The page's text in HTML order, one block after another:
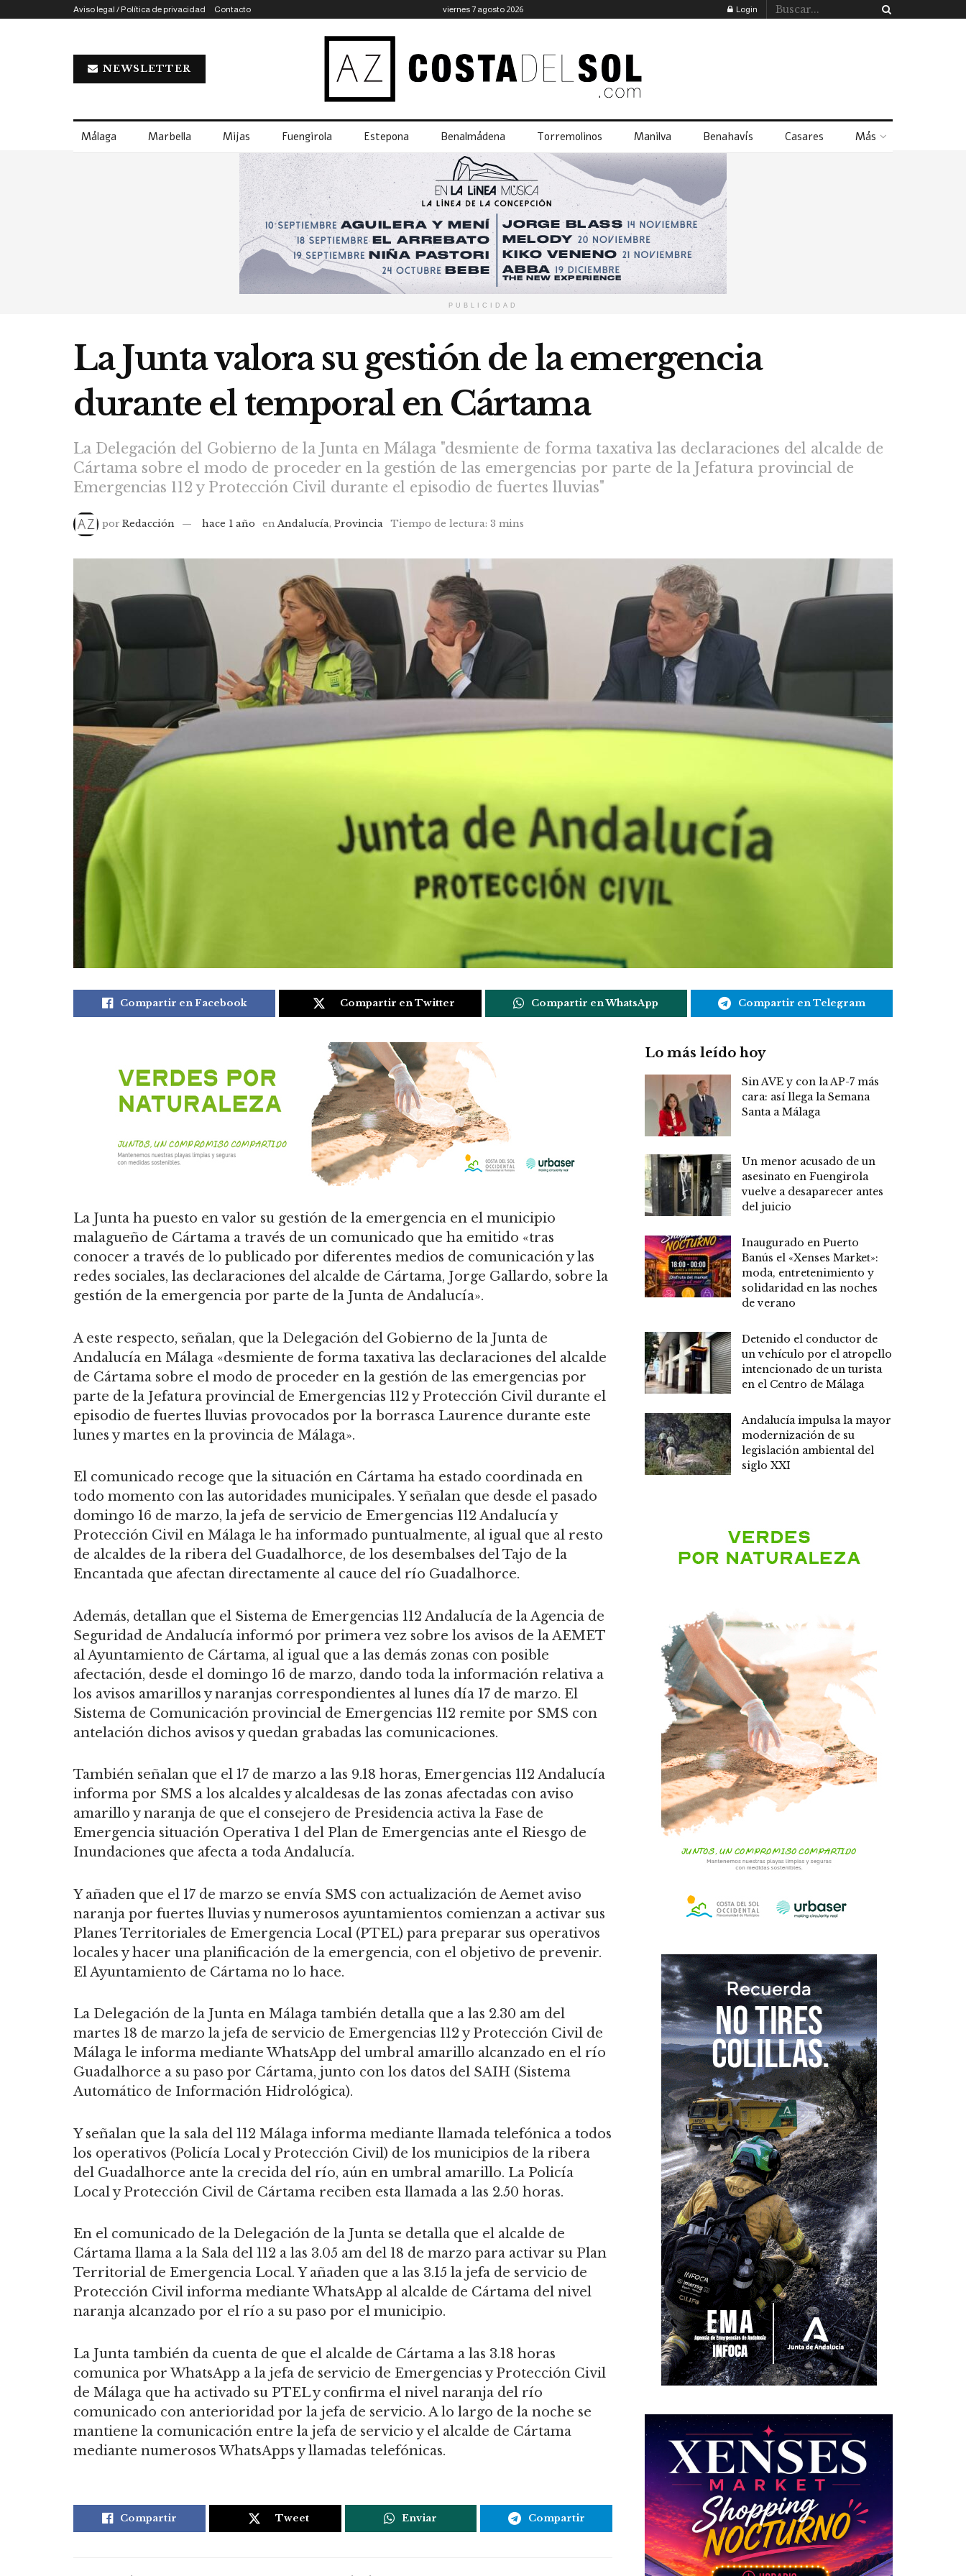
Aviso legal / Política de privacidad Contacto viernes 7 agosto 2026 Login
NEWSLETTER
Málaga Marbella Mijas Fuengirola Estepona Benalmádena Torremolinos Manilva Benahavís Casares Más
PUBLICIDAD
La Junta valora su gestión de la emergencia
durante el temporal en Cártama
La Delegación del Gobierno de la Junta en Málaga "desmiente de forma taxativa las declaraciones del alcalde de
Cártama sobre el modo de proceder en la gestión de las emergencias por parte de la Jefatura provincial de
Emergencias 112 y Protección Civil durante el episodio de fuertes lluvias"
por Redacción hace 1 año en Andalucía,Provincia Tiempo de lectura: 3 mins
Compartir en Facebook Compartir en Twitter Compartir en WhatsApp Compartir en Telegram
La Junta ha puesto en valor su gestión de la emergencia en el municipio
malagueño de Cártama a través de un comunicado que ha emitido «tras
conocer a través de lo publicado por diferentes medios de comunicación y las
redes sociales, las declaraciones del alcalde de Cártama, Jorge Gallardo, sobre la
gestión de la emergencia por parte de la Junta de Andalucía».
A este respecto, señalan, que la Delegación del Gobierno de la Junta de
Andalucía en Málaga «desmiente de forma taxativa las declaraciones del alcalde
de Cártama sobre el modo de proceder en la gestión de las emergencias por
parte de la Jefatura provincial de Emergencias 112 y Protección Civil durante el
episodio de fuertes lluvias provocados por la borrasca Laurence durante este
lunes y martes en la provincia de Málaga».
El comunicado recoge que la situación en Cártama ha estado coordinada en
todo momento con las autoridades municipales. Y señalan que desde el pasado
domingo 16 de marzo, la jefa de servicio de Emergencias 112 Andalucía y
Protección Civil en Málaga le ha informado puntualmente, al igual que al resto
de alcaldes de la ribera del Guadalhorce, de los desembalses del Tajo de la
Encantada que afectan directamente al cauce del río Guadalhorce.
Además, detallan que el Sistema de Emergencias 112 Andalucía de la Agencia de
Seguridad de Andalucía informó por primera vez sobre los avisos de la AEMET
al Ayuntamiento de Cártama, al igual que a las demás zonas con posible
afectación, desde el domingo 16 de marzo, dando toda la información relativa a
los avisos amarillos y naranjas correspondientes al lunes día 17 de marzo. El
Sistema de Comunicación provincial de Emergencias 112 remite por SMS con
antelación dichos avisos y quedan grabadas las comunicaciones.
También señalan que el 17 de marzo a las 9.18 horas, Emergencias 112 Andalucía
informa por SMS a los alcaldes y alcaldesas de las zonas afectadas con aviso
amarillo y naranja de que el consejero de Presidencia activa la Fase de
Emergencia situación Operativa 1 del Plan de Emergencias ante el Riesgo de
Inundaciones que afecta a toda Andalucía.
Y añaden que el 17 de marzo se envía SMS con actualización de Aemet aviso
naranja por fuertes lluvias y numerosos ayuntamientos comienzan a activar sus
Planes Territoriales de Emergencia Local (PTEL) para preparar sus operativos
locales y hacer una planificación de la emergencia, con el objetivo de prevenir.
El Ayuntamiento de Cártama no lo hace.
La Delegación de la Junta en Málaga también detalla que a las 2.30 am del
martes 18 de marzo la jefa de servicio de Emergencias 112 y Protección Civil de
Málaga le informa mediante WhatsApp del umbral amarillo alcanzado en el río
Guadalhorce a su paso por Cártama, junto con los datos del SAIH (Sistema
Automático de Información Hidrológica).
Y señalan que la sala del 112 Málaga informa mediante llamada telefónica a todos
los operativos (Policía Local y Protección Civil) de los municipios de la ribera
del Guadalhorce ante la crecida del río, aún en umbral amarillo. La Policía
Local y Protección Civil de Cártama reciben esta llamada a las 2.50 horas.
En el comunicado de la Delegación de la Junta se detalla que el alcalde de
Cártama llama a la Sala del 112 a las 3.05 am del 18 de marzo para activar su Plan
Territorial de Emergencia Local. Y añaden que a las 3.15 la jefa de servicio de
Protección Civil informa mediante WhatsApp al alcalde de Cártama del nivel
naranja alcanzado por el río a su paso por el municipio.
La Junta también da cuenta de que el alcalde de Cártama a las 3.18 horas
comunica por WhatsApp a la jefa de servicio de Emergencias y Protección Civil
de Málaga que ha activado su PTEL y confirma el nivel naranja del río
comunicado con anterioridad por la jefa de servicio. A lo largo de la noche se
mantiene la comunicación entre la jefa de servicio y el alcalde de Cártama
mediante numerosos WhatsApps y llamadas telefónicas.
Compartir Tweet Enviar Compartir
Lo más leído hoy
Sin AVE y con la AP-7 más
cara: así llega la Semana
Santa a Málaga
Un menor acusado de un
asesinato en Fuengirola
vuelve a desaparecer antes
del juicio
Inaugurado en Puerto
Banús el «Xenses Market»:
moda, entretenimiento y
solidaridad en las noches
de verano
Detenido el conductor de
un vehículo por el atropello
intencionado de un turista
en el Centro de Málaga
Andalucía impulsa la mayor
modernización de su
legislación ambiental del
siglo XXI